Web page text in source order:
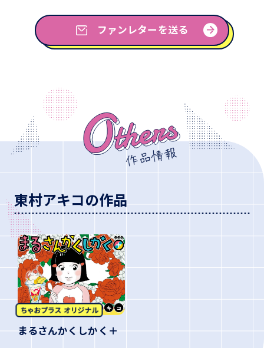
ファンレターを送る
東村アキコの作品
まるさんかくしかく＋